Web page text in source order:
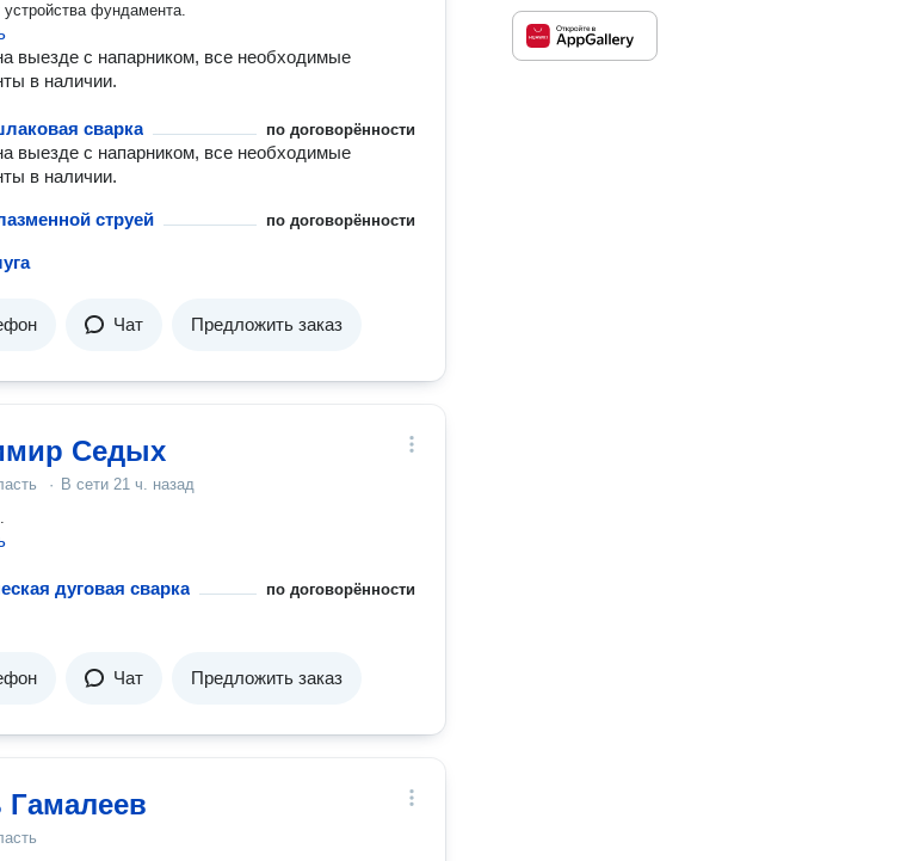
фундамента.
выезде с напарником, все необходимые
в наличии.
сварка по договорённости
выезде с напарником, все необходимые
в наличии.
струей по договорённости
Чат Предложить заказ
Седых
· В сети 21 ч. назад
дуговая сварка по договорённости
Чат Предложить заказ
Гамалеев